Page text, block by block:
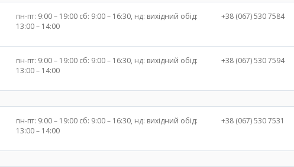
пн-пт: 9:00 – 19:00 сб: 9:00 – 16:30, нд: вихідний обід:
13:00 – 14:00
+38 (067) 530 7584
пн-пт: 9:00 – 19:00 сб: 9:00 – 16:30, нд: вихідний обід:
13:00 – 14:00
+38 (067) 530 7594
пн-пт: 9:00 – 19:00 сб: 9:00 – 16:30, нд: вихідний обід:
13:00 – 14:00
+38 (067) 530 7531